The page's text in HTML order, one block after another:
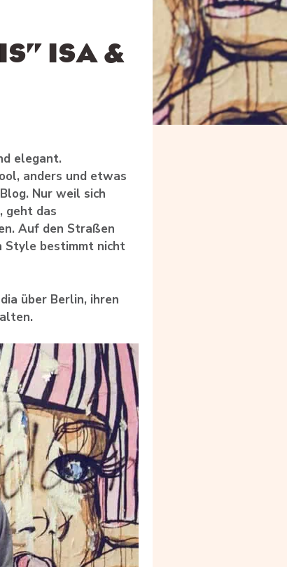
ISA &
elegant.
anders und etwas
Nur weil sich
geht das
Auf den Straßen
Style bestimmt nicht
über Berlin, ihren